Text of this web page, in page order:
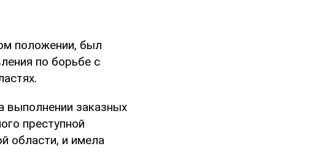
положении, был
по борьбе с
выполнении заказных
преступной
области, и имела